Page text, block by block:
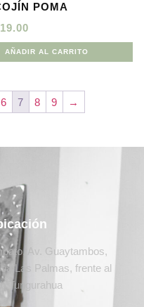
POMA
19.00
AÑADIR AL CARRITO
6 7 8 9 →
Av. Guaytambos,
Las Palmas, frente al
Tungurahua